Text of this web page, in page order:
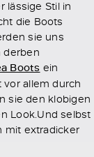
lässige Stil in
die Boots
sie uns
derben
Boots ein
allem durch
sie den klobigen
Look.Und selbst
mit extradicker